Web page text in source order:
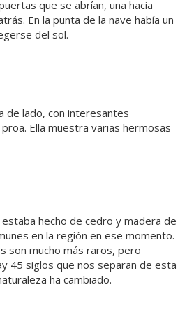
que se abrían, una hacia
En la punta de la nave había un
del sol.
de lado, con interesantes
Ella muestra varias hermosas
hecho de cedro y madera de
en la región en ese momento.
son mucho más raros, pero
45 siglos que nos separan de esta
ha cambiado.